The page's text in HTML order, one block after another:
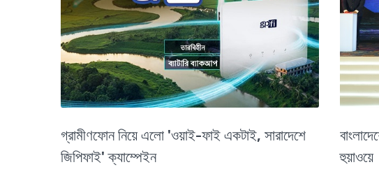
গ্রামীণফোন নিয়ে এলো 'ওয়াই-ফাই একটাই, সারাদেশে
জিপিফাই' ক্যাম্পেইন
হুয়াওয়ে